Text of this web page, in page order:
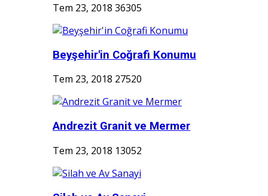
Tem 23, 2018 36305
Beyşehir'in Coğrafi Konumu
Tem 23, 2018 27520
Andrezit Granit ve Mermer
Tem 23, 2018 13052